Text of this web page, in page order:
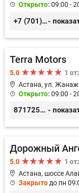
Открыто: 09:00 -
+7 (701) 962-82-93, +7 (7172) 949-666-
Terra Motors
5.0
1
Астана, ул.
Открыто: 09:00 -
87172546060 -
Дорожный
5.0
1
Астана, шоссе
Закрыто до пн